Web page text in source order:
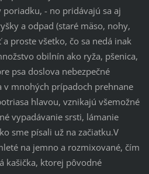
poriadku, - no pridávajú sa aj
a odpad (staré mäso, nohy,
proste všetko, čo sa nedá inak
obilnín ako ryža, pšenica,
psa doslova nebezpečné
v mnohých prípadoch prehnane
hlavou, vznikajú všemožné
vypadávanie srsti, lámanie
sme písali už na začiatku.V
na jemno a rozmixované, čím
kašička, ktorej pôvodné